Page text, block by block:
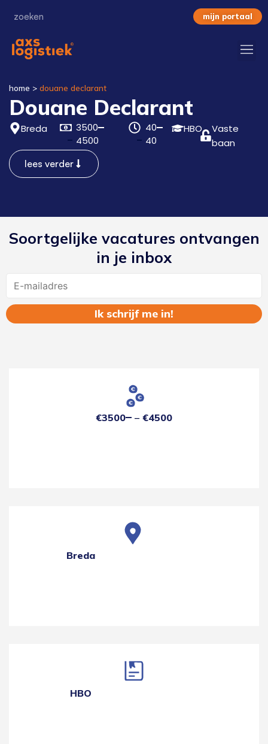
mijn portaal
home > douane declarant
Douane Declarant
Breda
3500
4500
40
40
HBO
Vaste
baan
lees verder
Soortgelijke vacatures ontvangen
in je inbox
€3500 €4500
Breda
HBO